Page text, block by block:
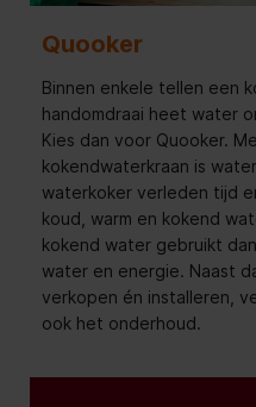
Quooker
Binnen enkele tellen een
handomdraai heet water
Kies dan voor Quooker.
kokendwaterkraan is
waterkoker verleden tijd
koud, warm en kokend
kokend water gebruikt
water en energie. Naast
verkopen én installeren,
ook het onderhoud.